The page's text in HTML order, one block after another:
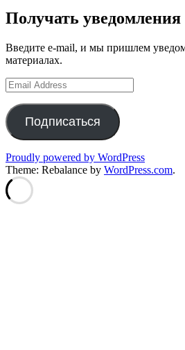
Получать уведомления
Введите e-mail, и мы пришлем
материалах.
Email
Address
Подписаться
Proudly powered by WordPress
Theme: Rebalance by WordPress.com.